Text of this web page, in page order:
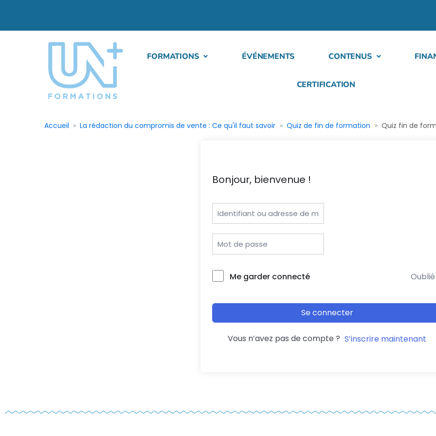
FORMATIONS ÉVÉNEMENTS CONTENUS
CERTIFICATION
Accueil La rédaction du compromis de vente : Ce qu'il faut savoir Quiz de fin de formation Quiz fin de
Bonjour, bienvenue !
Me garder connecté
Se connecter
Vous n’avez pas de compte ? S’inscrire maintenant